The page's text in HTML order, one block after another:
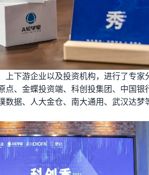
上下游企业以及投资机构，进行了专家
点、金蝶投资端、科创投集团、中国银
数据、人大金仓、南大通用、武汉达梦